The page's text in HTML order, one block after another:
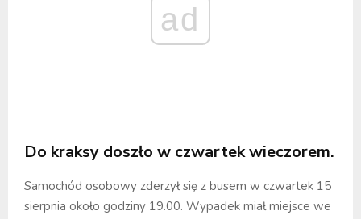
ad
Do kraksy doszło w czwartek wieczorem.
Samochód osobowy zderzył się z busem w czwartek 15
sierpnia około godziny 19.00. Wypadek miał miejsce we